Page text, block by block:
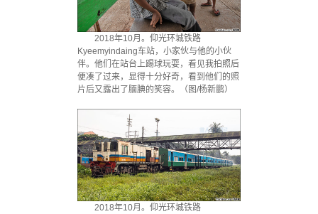
2018年10月。仰光环城铁路
Kyeemyindaing车站，小家伙与他的小伙
伴。他们在站台上踢球玩耍，看见我拍照后
便凑了过来，显得十分好奇，看到他们的照
片后又露出了腼腆的笑容。（图/杨新鹏）
2018年10月。仰光环城铁路